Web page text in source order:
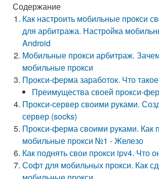
Содержание
Как настроить мобильные прокси
для арбитража. Настройка
Android
Мобильные прокси арбитраж.
мобильные прокси
Прокси-ферма заработок. Что
Преимущества своей прокси-
Прокси-сервер своими руками.
сервер (socks)
Прокси-ферма своими руками. Как
мобильные прокси №1 - Железо
Как поднять свои прокси ipv4. Что
Софт для мобильных прокси. Как